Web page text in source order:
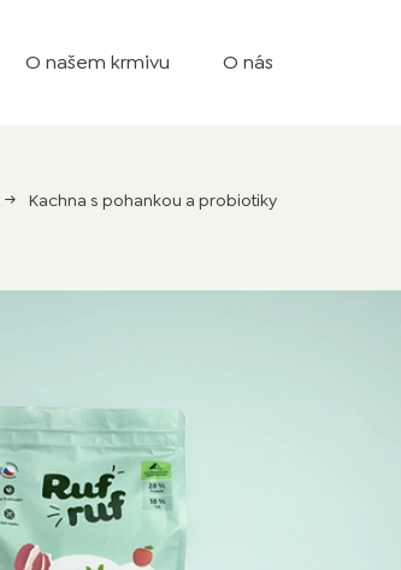
O našem krmivu O nás
Kachna s pohankou a probiotiky